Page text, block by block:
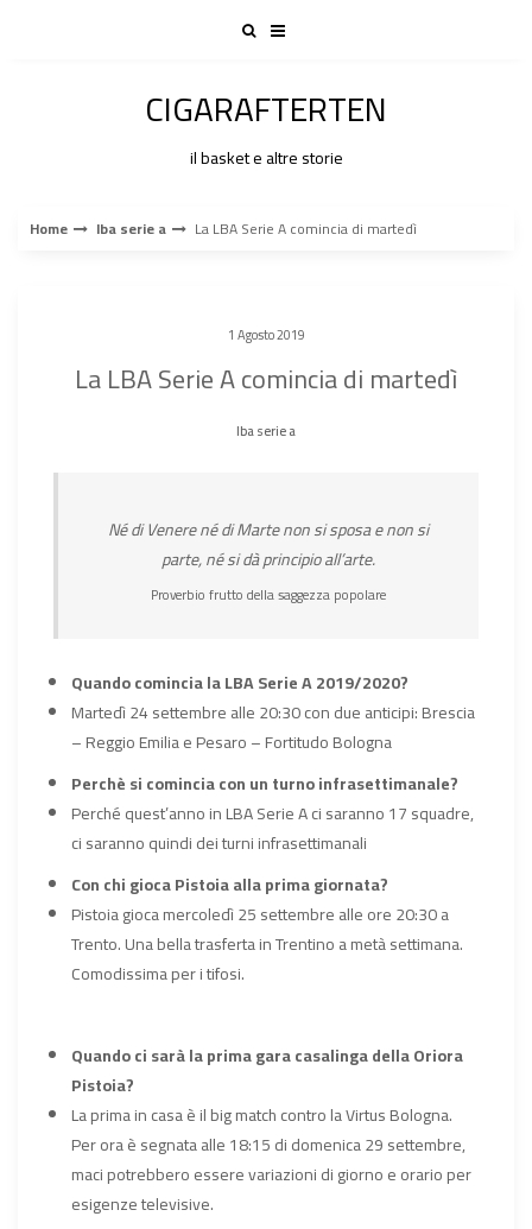
CIGARAFTERTEN
il basket e altre storie
Home lba serie a La LBA Serie A comincia di martedì
1 Agosto 2019
La LBA Serie A comincia di martedì
lba serie a
Né di Venere né di Marte non si sposa e non si
parte, né si dà principio all’arte.
Proverbio frutto della saggezza popolare
Quando comincia la LBA Serie A 2019/2020?
Martedì 24 settembre alle 20:30 con due anticipi: Brescia
– Reggio Emilia e Pesaro – Fortitudo Bologna
Perchè si comincia con un turno infrasettimanale?
Perché quest’anno in LBA Serie A ci saranno 17 squadre,
ci saranno quindi dei turni infrasettimanali
Con chi gioca Pistoia alla prima giornata?
Pistoia gioca mercoledì 25 settembre alle ore 20:30 a
Trento. Una bella trasferta in Trentino a metà settimana.
Comodissima per i tifosi.
Quando ci sarà la prima gara casalinga della Oriora
Pistoia?
La prima in casa è il big match contro la Virtus Bologna.
Per ora è segnata alle 18:15 di domenica 29 settembre,
maci potrebbero essere variazioni di giorno e orario per
esigenze televisive.